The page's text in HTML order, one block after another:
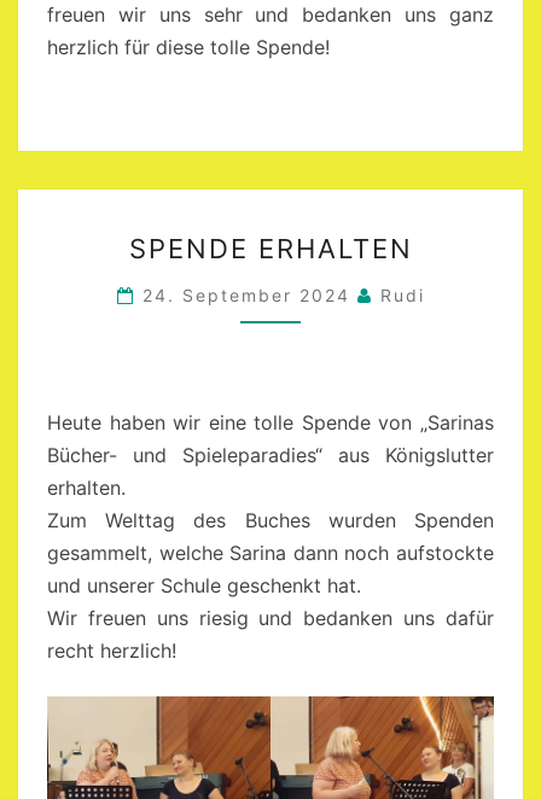
freuen wir uns sehr und bedanken uns ganz
herzlich für diese tolle Spende!
ERHALTEN
SPENDE ERHALTEN
24. September 2024 Rudi
Heute haben wir eine tolle Spende von „Sarinas
Bücher- und Spieleparadies“ aus Königslutter
erhalten.
Zum Welttag des Buches wurden Spenden
gesammelt, welche Sarina dann noch aufstockte
und unserer Schule geschenkt hat.
Wir freuen uns riesig und bedanken uns dafür
recht herzlich!